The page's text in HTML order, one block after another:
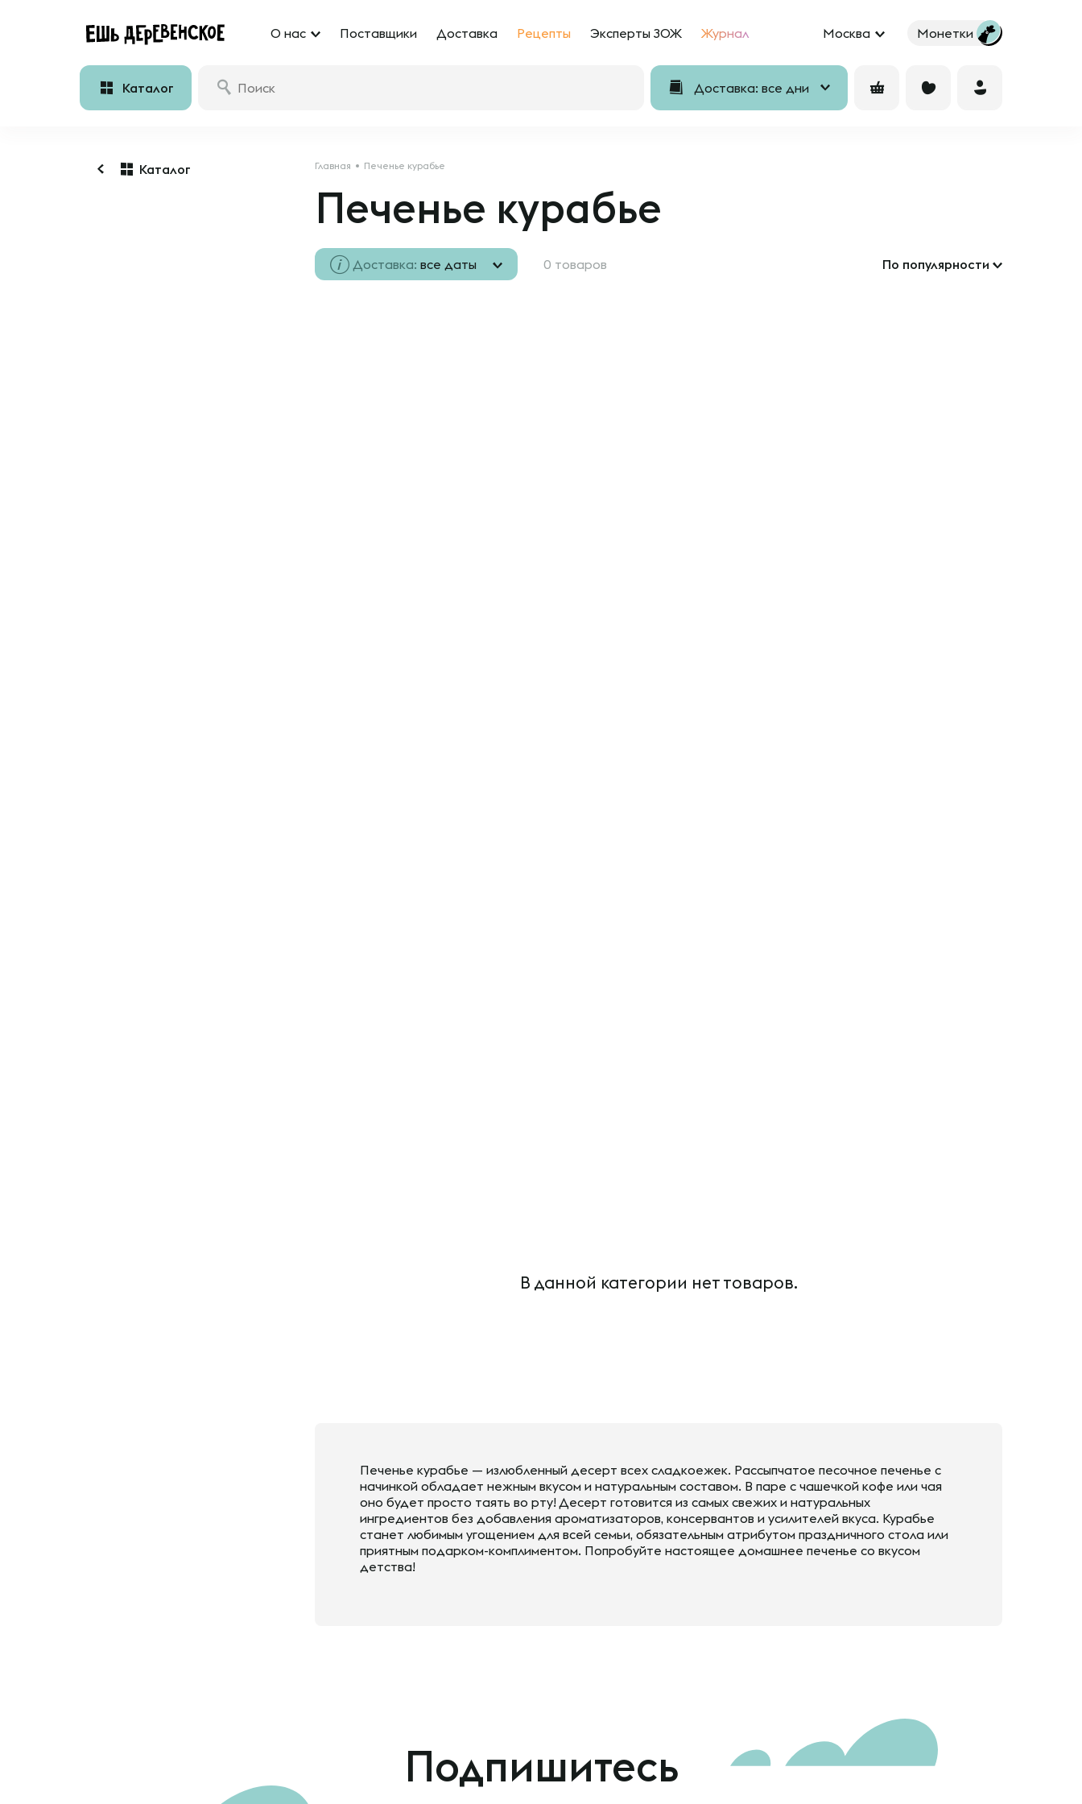
О нас Поставщики Доставка Рецепты Эксперты ЗОЖ Журнал Москва Монетки
Каталог Доставка: все дни
Каталог Главная Печенье курабье
Печенье курабье
Доставка: все даты 0 товаров По популярности
В данной категории нет товаров.
Печенье курабье — излюбленный десерт всех сладкоежек. Рассыпчатое песочное печенье с
начинкой обладает нежным вкусом и натуральным составом. В паре с чашечкой кофе или чая
оно будет просто таять во рту! Десерт готовится из самых свежих и натуральных
ингредиентов без добавления ароматизаторов, консервантов и усилителей вкуса. Курабье
станет любимым угощением для всей семьи, обязательным атрибутом праздничного стола или
приятным подарком-комплиментом. Попробуйте настоящее домашнее печенье со вкусом
детства!
Подпишитесь